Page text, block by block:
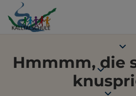
Hmmmm, die